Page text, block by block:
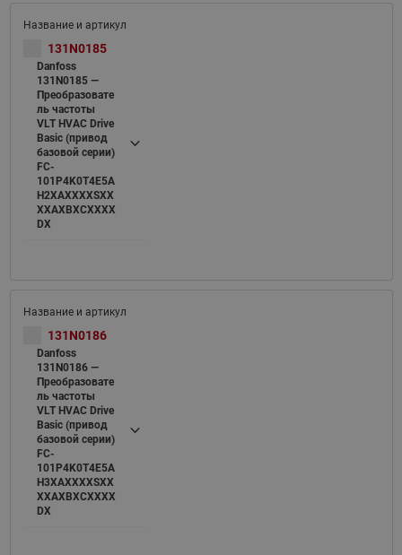
131N0185
Danfoss
131N0185 —
Преобразовате
ль частоты
VLT HVAC Drive
Basic (привод
базовой серии)
FC-
101P4K0T4E5A
H2XAXXXXSXX
XXAXBXCXXXX
DX
131N0186
Danfoss
131N0186 —
Преобразовате
ль частоты
VLT HVAC Drive
Basic (привод
базовой серии)
FC-
101P4K0T4E5A
H3XAXXXXSXX
XXAXBXCXXXX
DX